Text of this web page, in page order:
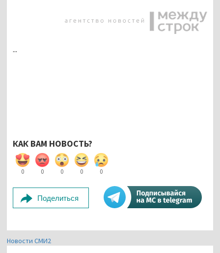
...
КАК ВАМ НОВОСТЬ?
0 0 0 0 0
Поделиться
Новости СМИ2